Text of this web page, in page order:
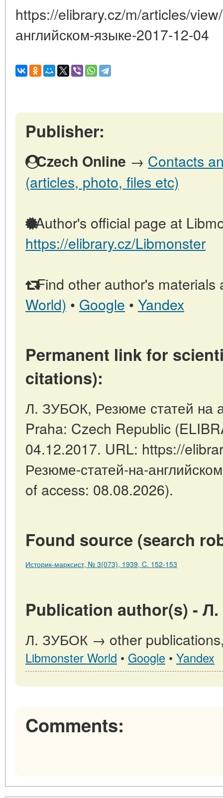
https://elibrary.cz/m/articles/
английском-языке-2017-12-04
Publisher:
Czech Online → Contacts
(articles, photo, files etc)
Author's official page at
https://elibrary.cz/Libmonster
Find other author's materials
World) • Google • Yandex
Permanent link for
citations):
Л. ЗУБОК, Резюме статей на
Praha: Czech Republic
04.12.2017. URL: https://
Резюме-статей-на-
of access: 08.08.2026).
Found source (search
Историк-марксист, № 3(073), 1939, C. 152-153
Publication author(s) -
Л. ЗУБОК → other
Libmonster World • Google • Yandex
Comments: